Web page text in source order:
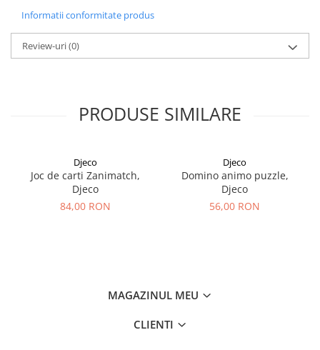
Informatii conformitate produs
Review-uri(0)
PRODUSE SIMILARE
Djeco
Joc de carti Zanimatch,
Djeco
84,00 RON
Djeco
Domino animo puzzle,
Djeco
56,00 RON
MAGAZINUL MEU
CLIENTI